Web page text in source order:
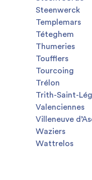
Steenwerck
Templemars
Téteghem
Thumeries
Toufflers
Tourcoing
Trélon
Trith-Saint-
Valenciennes
Villeneuve
Waziers
Wattrelos